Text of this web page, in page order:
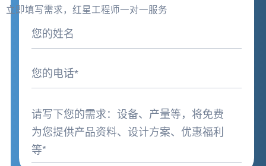
立即填写需求，红星工程师一对一服务